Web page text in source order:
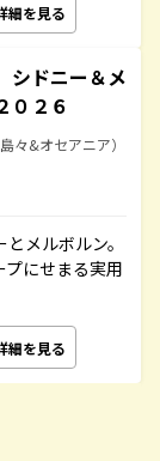
細を見る
ドニー＆メ
０２６
々&オセアニア）
メルボルン。
にせまる実用
細を見る